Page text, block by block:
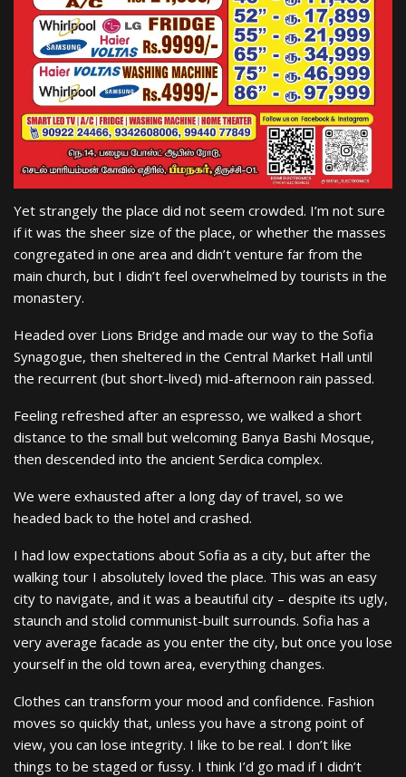
Yet strangely the place did not seem crowded. I’m not sure
if it was the sheer size of the place, or whether the masses
congregated in one area and didn’t venture far from the
main church, but I didn’t feel overwhelmed by tourists in the
monastery.
Headed over Lions Bridge and made our way to the Sofia
Synagogue, then sheltered in the Central Market Hall until
the recurrent (but short-lived) mid-afternoon rain passed.
Feeling refreshed after an espresso, we walked a short
distance to the small but welcoming Banya Bashi Mosque,
then descended into the ancient Serdica complex.
We were exhausted after a long day of travel, so we
headed back to the hotel and crashed.
I had low expectations about Sofia as a city, but after the
walking tour I absolutely loved the place. This was an easy
city to navigate, and it was a beautiful city – despite its ugly,
staunch and stolid communist-built surrounds. Sofia has a
very average facade as you enter the city, but once you lose
yourself in the old town area, everything changes.
Clothes can transform your mood and confidence. Fashion
moves so quickly that, unless you have a strong point of
view, you can lose integrity. I like to be real. I don’t like
things to be staged or fussy. I think I’d go mad if I didn’t